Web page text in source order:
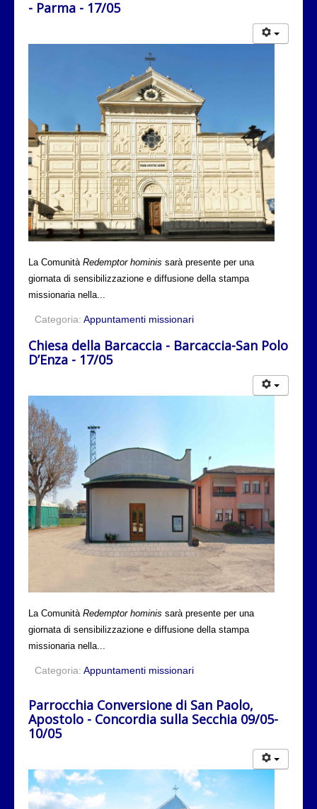
- Parma - 17/05
La Comunità Redemptor hominis sarà presente per una
giornata di sensibilizzazione e diffusione della stampa
missionaria nella...
Categoria: Appuntamenti missionari
Chiesa della Barcaccia - Barcaccia-San Polo
D’Enza - 17/05
La Comunità Redemptor hominis sarà presente per una
giornata di sensibilizzazione e diffusione della stampa
missionaria nella...
Categoria: Appuntamenti missionari
Parrocchia Conversione di San Paolo,
Apostolo - Concordia sulla Secchia 09/05-
10/05